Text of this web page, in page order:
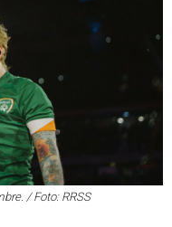
/ Foto: RRSS